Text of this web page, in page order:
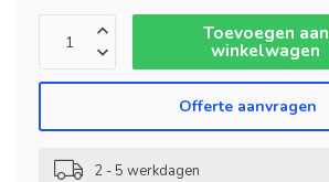
Toevoegen aan
winkelwagen
Offerte aanvragen
2 - 5 werkdagen